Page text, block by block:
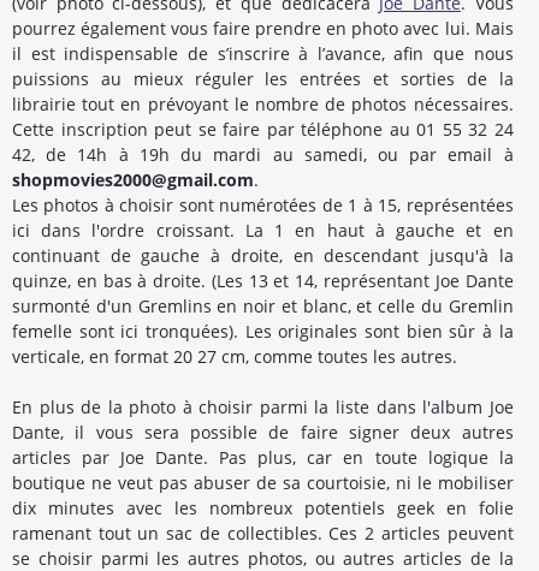
pourrez également vous faire prendre en photo avec lui. Mais
il est indispensable de s’inscrire à l’avance, afin que nous
puissions au mieux réguler les entrées et sorties de la
librairie tout en prévoyant le nombre de photos nécessaires.
Cette inscription peut se faire par téléphone au 01 55 32 24
42, de 14h à 19h du mardi au samedi, ou par email à
shopmovies2000@gmail.com.
Les photos à choisir sont numérotées de 1 à 15, représentées
ici dans l'ordre croissant. La 1 en haut à gauche et en
continuant de gauche à droite, en descendant jusqu'à la
quinze, en bas à droite. (Les 13 et 14, représentant Joe Dante
surmonté d'un Gremlins en noir et blanc, et celle du Gremlin
femelle sont ici tronquées). Les originales sont bien sûr à la
verticale, en format 20 27 cm, comme toutes les autres.
En plus de la photo à choisir parmi la liste dans l'album Joe
Dante, il vous sera possible de faire signer deux autres
articles par Joe Dante. Pas plus, car en toute logique la
boutique ne veut pas abuser de sa courtoisie, ni le mobiliser
dix minutes avec les nombreux potentiels geek en folie
ramenant tout un sac de collectibles. Ces 2 articles peuvent
se choisir parmi les autres photos, ou autres articles de la